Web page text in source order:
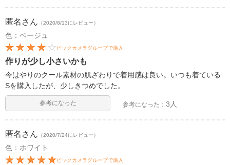
匿名 さん （2020/8/13にレビュー）
色：ベージュ
ビックカメラグループで購入
作りが少し小さいかも
今はやりのクール素材の肌ざわりで着用感は良い。いつも着ている
Sを購入したが、少しきつめでした。
参考になった 参考になった：3人
匿名 さん （2020/7/24にレビュー）
色：ホワイト
ビックカメラグループで購入